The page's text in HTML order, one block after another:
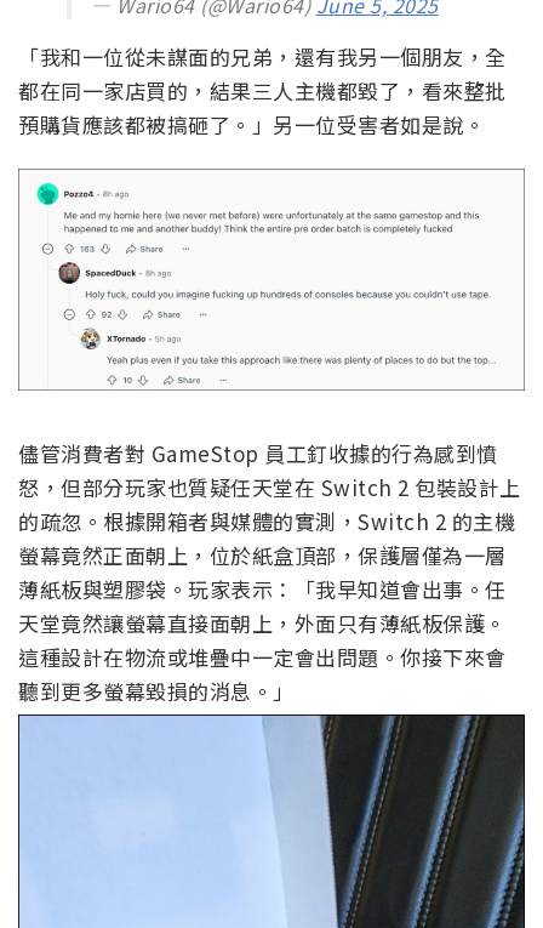
「我和一位從未謀面的兄弟，還有我另一個朋友，全
都在同一家店買的，結果三人主機都毀了，看來整批
預購貨應該都被搞砸了。」另一位受害者如是說。
儘管消費者對 GameStop 員工釘收據的行為感到憤
怒，但部分玩家也質疑任天堂在 Switch 2 包裝設計上
的疏忽。根據開箱者與媒體的實測，Switch 2 的主機
螢幕竟然正面朝上，位於紙盒頂部，保護層僅為一層
薄紙板與塑膠袋。玩家表示：「我早知道會出事。任
天堂竟然讓螢幕直接面朝上，外面只有薄紙板保護。
這種設計在物流或堆疊中一定會出問題。你接下來會
聽到更多螢幕毀損的消息。」